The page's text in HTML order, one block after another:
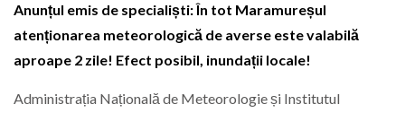
Anunțul emis de specialiști: În tot Maramureșul
atenționarea meteorologică de averse este valabilă
aproape 2 zile! Efect posibil, inundații locale!
Administrația Națională de Meteorologie și Institutul